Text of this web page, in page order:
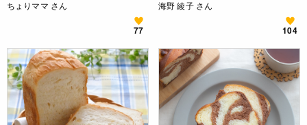
ちょりママ さん
77
海野 綾子 さん
104